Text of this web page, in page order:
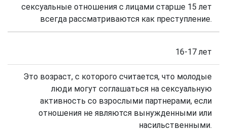
сексуальные отношения с лицами старше 15 лет
всегда рассматриваются как преступление.
16-17 лет
Это возраст, с которого считается, что молодые
люди могут соглашаться на сексуальную
активность со взрослыми партнерами, если
отношения не являются вынужденными или
насильственными.